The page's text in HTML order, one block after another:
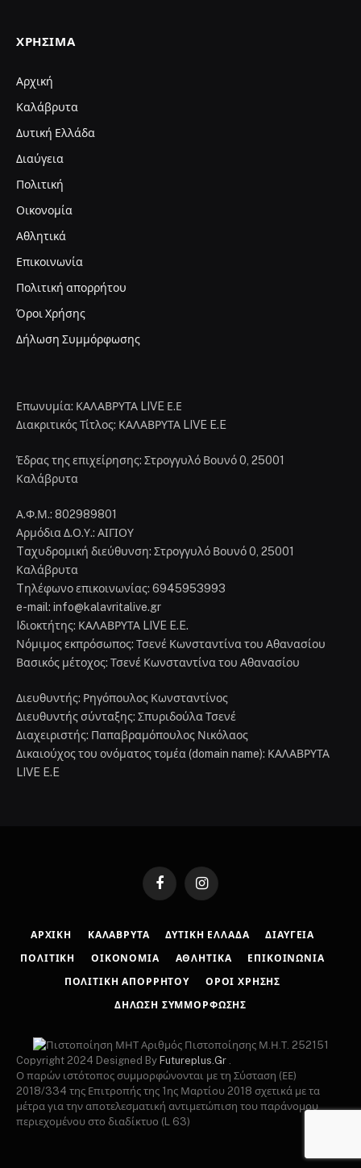
ΧΡΉΣΙΜΑ
Αρχική
Καλάβρυτα
Δυτική Ελλάδα
Διαύγεια
Πολιτική
Οικονομία
Αθλητικά
Επικοινωνία
Πολιτική απορρήτου
Όροι Χρήσης
Δήλωση Συμμόρφωσης
Επωνυμία: ΚΑΛΑΒΡΥΤΑ LIVE Ε.Ε
Διακριτικός Τίτλος: ΚΑΛΑΒΡΥΤΑ LIVE E.E
Έδρας της επιχείρησης: Στρογγυλό Βουνό 0, 25001
Καλάβρυτα
Α.Φ.Μ.: 802989801
Αρμόδια Δ.Ο.Υ.: ΑΙΓΙΟΥ
Tαχυδρομική διεύθυνση: Στρογγυλό Βουνό 0, 25001
Καλάβρυτα
Tηλέφωνο επικοινωνίας: 6945953993
e-mail: info@kalavritalive.gr
Iδιοκτήτης: ΚΑΛΑΒΡΥΤΑ LIVE E.E.
Νόμιμος εκπρόσωπος: Τσενέ Κωνσταντίνα του Αθανασίου
Βασικός μέτοχος: Τσενέ Κωνσταντίνα του Αθανασίου
Διευθυντής: Ρηγόπουλος Κωνσταντίνος
Διευθυντής σύνταξης: Σπυριδούλα Τσενέ
Διαχειριστής: Παπαβραμόπουλος Νικόλαος
Δικαιούχος του ονόματος τομέα (domain name): ΚΑΛΑΒΡΥΤΑ
LIVE E.E
FacebookInstagram
ΑΡΧΙΚΉ ΚΑΛΆΒΡΥΤΑ ΔΥΤΙΚΉ ΕΛΛΆΔΑ ΔΙΑΎΓΕΙΑ
ΠΟΛΙΤΙΚΉ ΟΙΚΟΝΟΜΊΑ ΑΘΛΗΤΙΚΆ ΕΠΙΚΟΙΝΩΝΊΑ
ΠΟΛΙΤΙΚΉ ΑΠΟΡΡΉΤΟΥ ΌΡΟΙ ΧΡΉΣΗΣ
ΔΉΛΩΣΗ ΣΥΜΜΌΡΦΩΣΗΣ
Αριθμός Πιστοποίησης Μ.Η.Τ. 252151
Copyright 2024 Designed By Futureplus.Gr .
Ο παρών ιστότοπος συμμορφώνονται με τη Σύσταση (ΕΕ)
2018/334 της Επιτροπής της 1ης Μαρτίου 2018 σχετικά με τα
μέτρα για την αποτελεσματική αντιμετώπιση του παράνομου
περιεχομένου στο διαδίκτυο (L 63)